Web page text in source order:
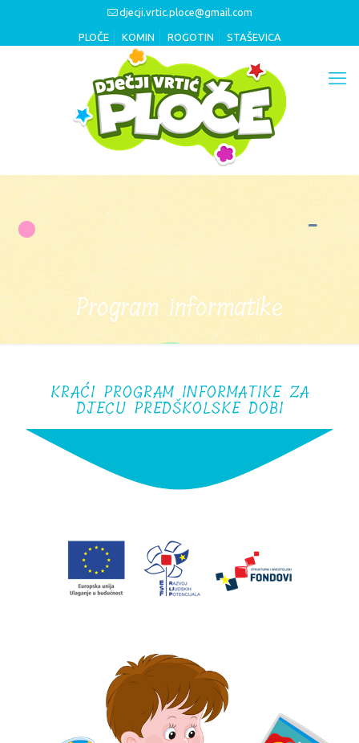
djecji.vrtic.ploce@gmail.com
PLOČE KOMIN ROGOTIN STAŠEVICA
Program informatike
KRAĆI PROGRAM INFORMATIKE ZA
DJECU PREDŠKOLSKE DOBI